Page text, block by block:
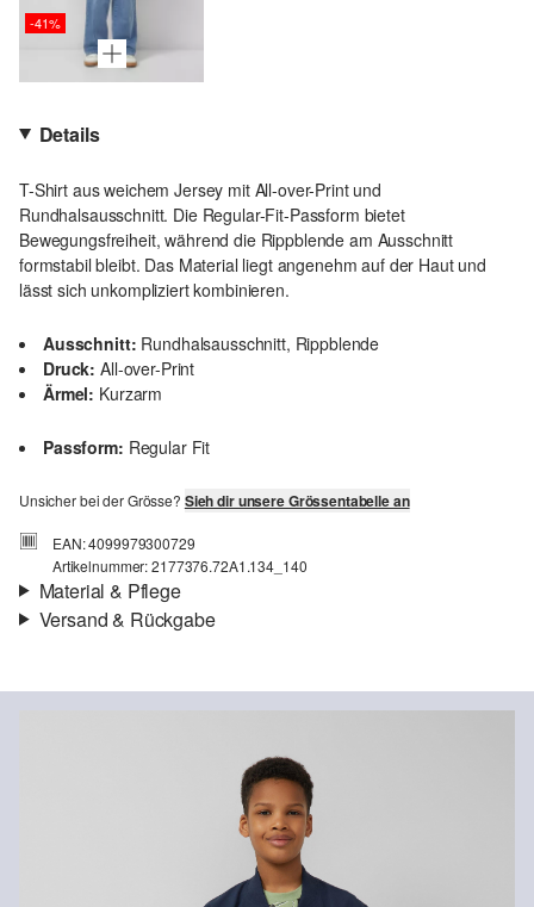
-41%
Details
T-Shirt aus weichem Jersey mit All-over-Print und
Rundhalsausschnitt. Die Regular-Fit-Passform bietet
Bewegungsfreiheit, während die Rippblende am Ausschnitt
formstabil bleibt. Das Material liegt angenehm auf der Haut und
lässt sich unkompliziert kombinieren.
Ausschnitt: Rundhalsausschnitt, Rippblende
Druck: All-over-Print
Ärmel: Kurzarm
Passform: Regular Fit
Unsicher bei der Grösse? Sieh dir unsere Grössentabelle an
EAN: 4099979300729
Artikelnummer: 2177376.72A1.134_140
Material & Pflege
Material: Baumwolle
Chlorbleiche nicht möglich
Versand & Rückgabe
Deine Bestellung wird innerhalb von 4–5 Werktagen per SwissPost
Du kannst deine Artikel innerhalb von 14 Tagen kostenlos an uns